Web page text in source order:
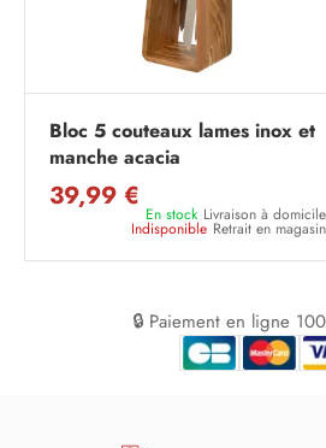
Bloc 5 couteaux lames inox et
manche acacia
39,99 €
En stock Livraison à domicile
Indisponible Retrait en magasin
🔒 Paiement en ligne